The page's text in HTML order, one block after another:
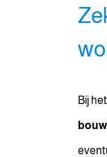
Bij